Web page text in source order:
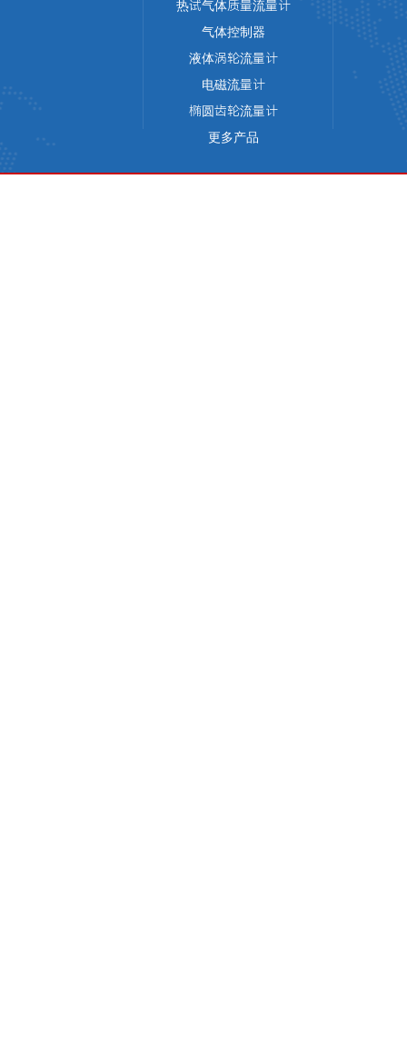
热试气体质量流量计
气体控制器
液体涡轮流量计
电磁流量计
椭圆齿轮流量计
更多产品